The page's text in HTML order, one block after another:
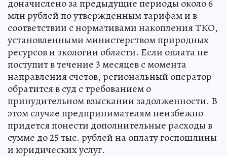
доначислено за предыдущие периоды около 6
млн рублей по утвержденным тарифам и в
соответствии с нормативами накопления ТКО,
установленными министерством природных
ресурсов и экологии области. Если оплата не
поступит в течение 3 месяцев с момента
направления счетов, региональный оператор
обратится в суд с требованием о
принудительном взыскании задолженности. В
этом случае предпринимателям неизбежно
придется понести дополнительные расходы в
сумме до 25 тыс. рублей на оплату госпошлины
и юридических услуг.